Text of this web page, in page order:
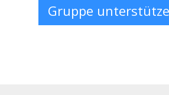
Gruppe